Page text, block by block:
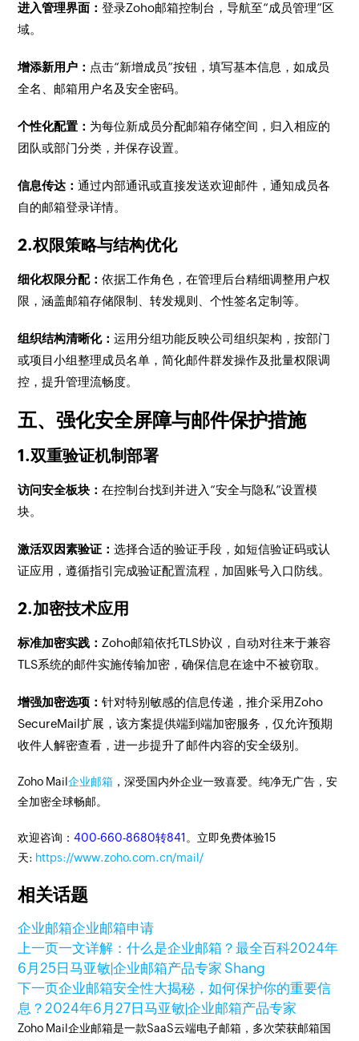
进入管理界面：登录Zoho邮箱控制台，导航至“成员管理”区
域。
增添新用户： 点击“新增成员”按钮，填写基本信息，如成员
全名、邮箱用户名及安全密码。
个性化配置： 为每位新成员分配邮箱存储空间，归入相应的
团队或部门分类，并保存设置。
信息传达：通过内部通讯或直接发送欢迎邮件，通知成员各
自的邮箱登录详情。
2.权限策略与结构优化
细化权限分配：依据工作角色，在管理后台精细调整用户权
限，涵盖邮箱存储限制、转发规则、个性签名定制等。
组织结构清晰化：运用分组功能反映公司组织架构，按部门
或项目小组整理成员名单，简化邮件群发操作及批量权限调
控，提升管理流畅度。
五、强化安全屏障与邮件保护措施
1.双重验证机制部署
访问安全板块：在控制台找到并进入“安全与隐私”设置模
块。
激活双因素验证：选择合适的验证手段，如短信验证码或认
证应用，遵循指引完成验证配置流程，加固账号入口防线。
2.加密技术应用
标准加密实践： Zoho邮箱依托TLS协议，自动对往来于兼容
TLS系统的邮件实施传输加密，确保信息在途中不被窃取。
增强加密选项：针对特别敏感的信息传递，推介采用Zoho
SecureMail扩展，该方案提供端到端加密服务，仅允许预期
收件人解密查看，进一步提升了邮件内容的安全级别。
Zoho Mail企业邮箱 ，深受国内外企业一致喜爱。纯净无广告，安
全加密全球畅邮。
欢迎咨询：400-660-8680转841 。立即免费体验15
天: https://www.zoho.com.cn/mail/
相关话题
企业邮箱企业邮箱申请
上一页一文详解：什么是企业邮箱？最全百科2024年
6月25日马亚敏|企业邮箱产品专家 Shang
下一页企业邮箱安全性大揭秘，如何保护你的重要信
息？2024年6月27日马亚敏|企业邮箱产品专家
Zoho Mail企业邮箱是一款SaaS云端电子邮箱，多次荣获邮箱国